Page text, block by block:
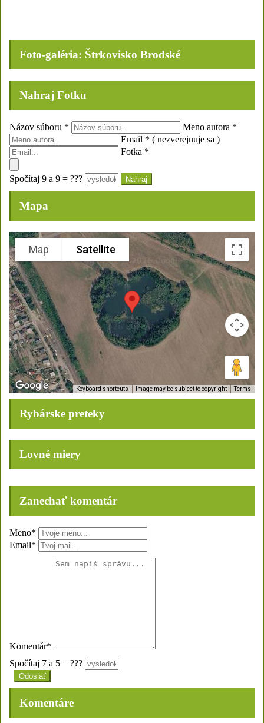
Foto-galéria: Štrkovisko Brodské
Nahraj Fotku
Názov súboru * Meno autora *
Email * ( nezverejnuje sa )
Fotka *
Spočítaj 9 a 9 = ???
Mapa
Map Satellite
Keyboard shortcuts Image may be subject to copyright Terms
Rybárske preteky
Lovné miery
Zanechať komentár
Meno*
Email*
Komentár*
Spočítaj 7 a 5 = ???
Komentáre